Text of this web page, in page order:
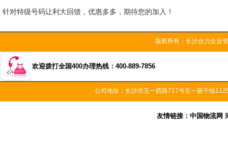
针对特级号码让利大回馈，优惠多多，期待您的加入！
版权所有：长沙合力
欢迎拨打全国400办理热线：400-889-7856
公司地址：长沙市五一西路717号五一新干
友情链接：中国物流网